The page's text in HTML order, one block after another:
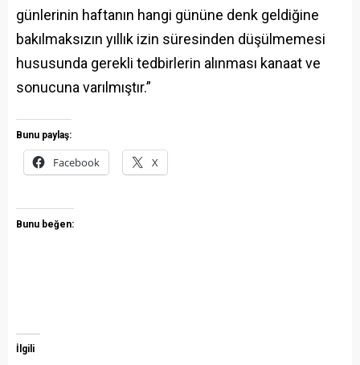
günlerinin haftanın hangi gününe denk geldiğine
bakılmaksızın yıllık izin süresinden düşülmemesi
hususunda gerekli tedbirlerin alınması kanaat ve
sonucuna varılmıştır.”
Bunu paylaş:
Facebook X
Bunu beğen:
İlgili